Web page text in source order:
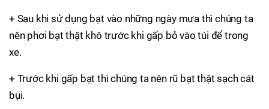
+ Sau khi sử dụng bạt vào những ngày mưa thì chúng ta
nên phơi bạt thật khô trước khi gấp bỏ vào túi để trong
xe.
+ Trước khi gấp bạt thì chúng ta nên rũ bạt thật sạch cát
bụi.